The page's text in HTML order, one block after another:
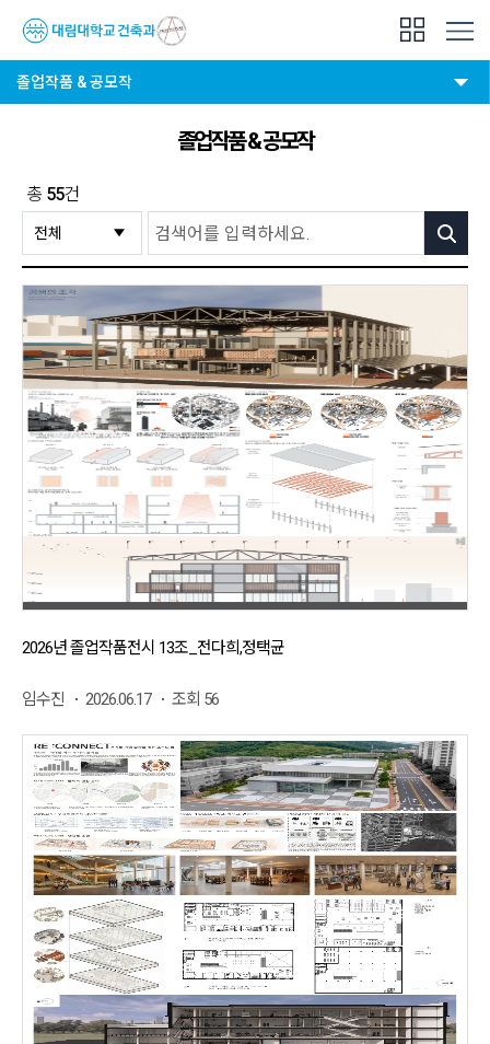
졸업작품 & 공모작
졸업작품 & 공모작
총 55건
2026년 졸업작품전시 13조_전다희,정택균
임수진 2026.06.17 조회 56